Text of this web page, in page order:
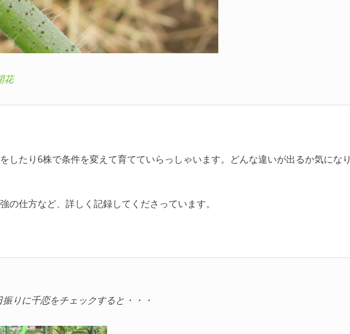
花
したり6株で条件を変えて育てていらっしゃいます。どんな違いが出るか気になり
の仕方など、詳しく記録してくださっています。
りに千恋をチェックすると・・・